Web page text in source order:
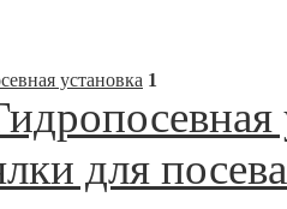
установка 1
для